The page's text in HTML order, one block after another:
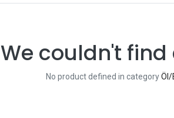
We couldn't
No product defined in categoryÖl/